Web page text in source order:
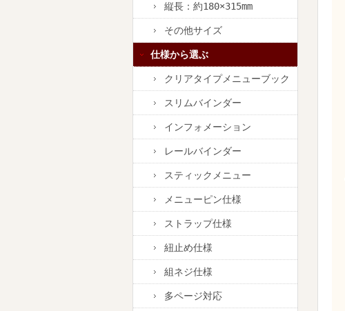
縦長：約180×315mm
その他サイズ
仕様から選ぶ
クリアタイプメニューブック
スリムバインダー
インフォメーション
レールバインダー
スティックメニュー
メニューピン仕様
ストラップ仕様
紐止め仕様
組ネジ仕様
多ページ対応